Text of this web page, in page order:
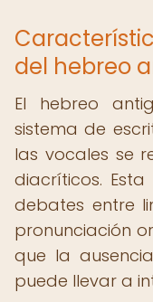
del hebreo
El hebreo
sistema de
las vocales se
diacríticos.
debates entre
pronunciación
que la
puede llevar a